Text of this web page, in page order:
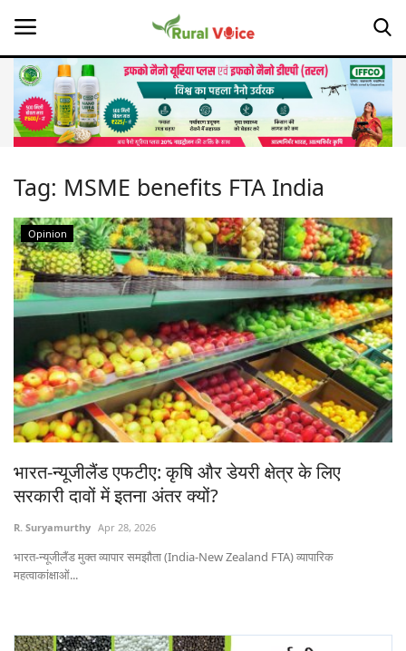
Home
About Us
Leadership Profiles
Opinion
Politics
Magazine
States
Events
Agribusiness
Agritech
Tag: MSME benefits FTA India
Opinion
भारत-न्यूजीलैंड एफटीए: कृषि और डेयरी क्षेत्र के लिए
सरकारी दावों में इतना अंतर क्यों?
R. Suryamurthy Apr 28, 2026
भारत-न्यूजीलैंड मुक्त व्यापार समझौता (India-New Zealand FTA) व्यापारिक
महत्वाकांक्षाओं...